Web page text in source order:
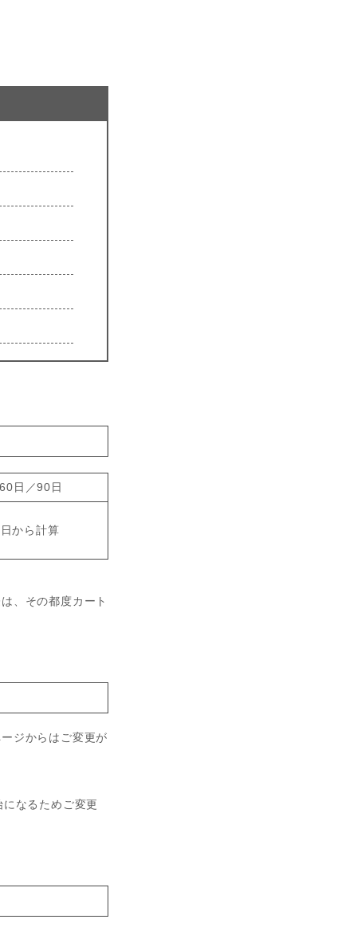
日／90日
から計算
、その都度カート
ジからはご変更が
なるためご変更